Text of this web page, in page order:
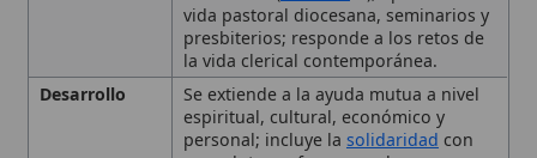
Cristo al mundo.
Deriva de la naturaleza delsacerdocio
ministerialy de la ordenación sagrada
que confiere a los sacerdotes la
participación en el sacrificio de Cristo.
Término teológico